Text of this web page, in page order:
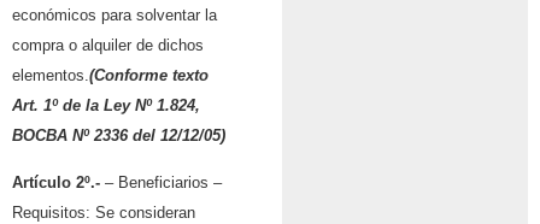
económicos para solventar la
compra o alquiler de dichos
elementos. (Conforme texto
Art. 1º de la Ley Nº 1.824,
BOCBA Nº 2336 del 12/12/05)
Artículo 2º.- – Beneficiarios –
Requisitos: Se consideran